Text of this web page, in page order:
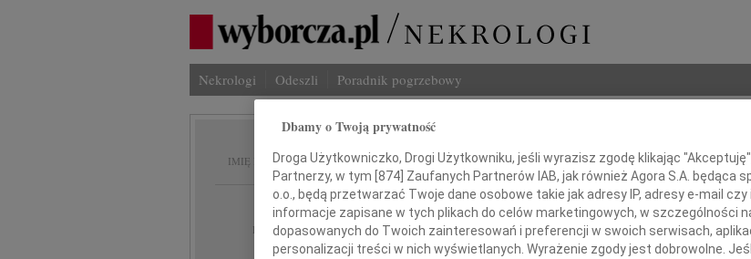
Nekrologi Odeszli Poradnik pogrzebowy
IMIĘ I NAZWISKO: Anna Lemiszka
REGION: Warszawa
DATA EMISJI: 01.08.2025
Dbamy o Twoją prywatność
Droga Użytkowniczko, Drogi Użytkowniku, jeśli wyrazisz zgodę klikając
Partnerzy, w tym [ 874 ] Zaufanych Partnerów IAB, jak również Agora S.A. będąca
o.o., będą przetwarzać Twoje dane osobowe takie jak adresy IP, adresy e-mail
informacje zapisane w tych plikach do celów marketingowych, w szczególności
dopasowanych do Twoich zainteresowań i preferencji w swoich serwisach,
personalizacji treści w nich wyświetlanych. Wyrażenie zgody jest dobrowolne.